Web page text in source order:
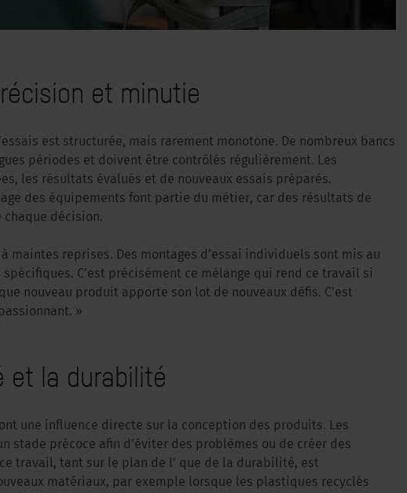
et minutie
est structurée, mais rarement monotone. De nombreux bancs
périodes et doivent être contrôlés régulièrement. Les
les résultats évalués et de nouveaux essais préparés.
des équipements font partie du métier, car des résultats de
décision.
maintes reprises. Des montages d’essai individuels sont mis au
C’est précisément ce mélange qui rend ce travail si
nouveau produit apporte son lot de nouveaux défis. C’est
»
et la durabilité
une influence directe sur la conception des produits. Les
stade précoce afin d’éviter des problèmes ou de créer des
travail, tant sur le plan de l’ que de la durabilité, est
matériaux, par exemple lorsque les plastiques recyclés